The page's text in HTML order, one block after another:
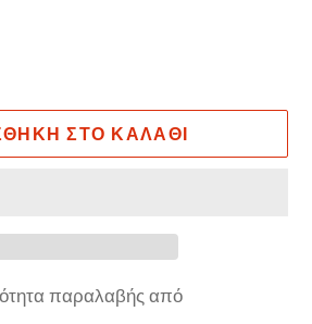
ΣΤΟ ΚΑΛΆΘΙ
παραλαβής από